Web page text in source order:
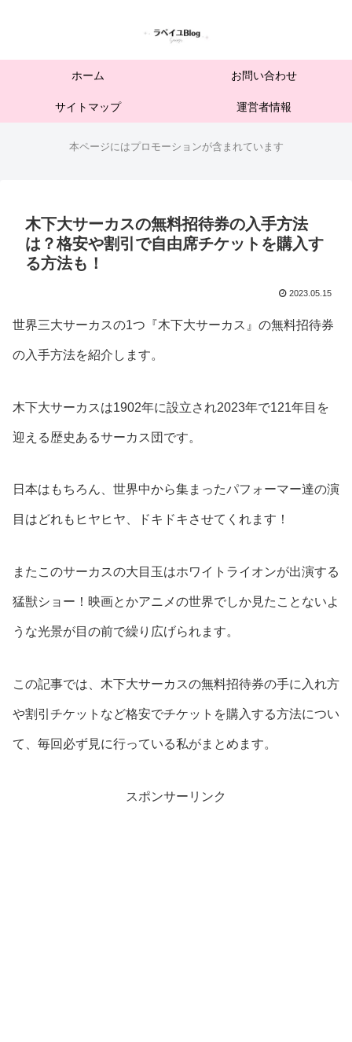
ホーム お問い合わせ
サイトマップ 運営者情報
本ページにはプロモーションが含まれています
木下大サーカスの無料招待券の入手方法
は？格安や割引で自由席チケットを購入す
る方法も！
2023.05.15
世界三大サーカスの1つ『木下大サーカス』の無料招待券
の入手方法を紹介します。
木下大サーカスは1902年に設立され2023年で121年目を
迎える歴史あるサーカス団です。
日本はもちろん、世界中から集まったパフォーマー達の演
目はどれもヒヤヒヤ、ドキドキさせてくれます！
またこのサーカスの大目玉はホワイトライオンが出演する
猛獣ショー！映画とかアニメの世界でしか見たことないよ
うな光景が目の前で繰り広げられます。
この記事では、木下大サーカスの無料招待券の手に入れ方
や割引チケットなど格安でチケットを購入する方法につい
て、毎回必ず見に行っている私がまとめます。
スポンサーリンク